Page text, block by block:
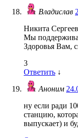
Владислав
Никита
Мы
Здоровья Вам,
3
Ответить ↓
Аноним
ну если ради
станцию,
выпускает) и